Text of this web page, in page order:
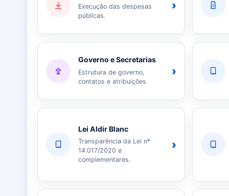
Execução das despesas
públicas.
›
Governo e Secretarias
Estrutura de governo,
contatos e atribuições
›
Lei Aldir Blanc
Transparência da Lei nº
14.017/2020 e
complementares.
›